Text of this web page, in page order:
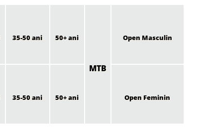
35-50 ani 50+ ani
MTB
Open Masculin
35-50 ani 50+ ani Open Feminin